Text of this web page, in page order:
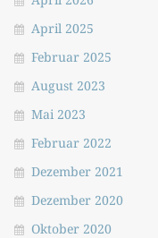
April 2025
Februar 2025
August 2023
Mai 2023
Februar 2022
Dezember 2021
Dezember 2020
Oktober 2020